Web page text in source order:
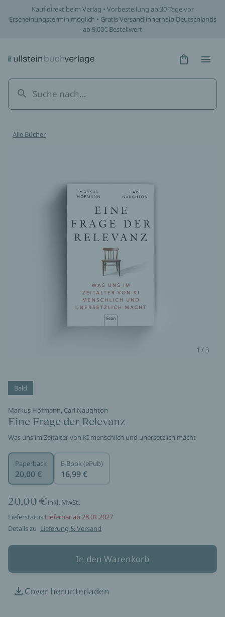
Kauf direkt beim Verlag • Vorbestellung ab 30 Tage vor
Erscheinungstermin möglich • Gratis Versand innerhalb Deutschlands
ab 9,00€ Bestellwert
Hidden
Alle Bücher
1 / 3
Bald
Markus Hofmann, Carl Naughton
Eine Frage der Relevanz
Was uns im Zeitalter von KI menschlich und unersetzlich macht
Paperback
20,00 €
E-Book (ePub)
16,99 €
20,00 €inkl. MwSt.
Lieferstatus:Lieferbar ab 28.01.2027
Details zu Lieferung & Versand
In den Warenkorb
Cover herunterladen